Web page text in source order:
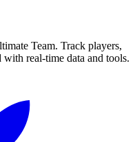
Team. Track players,
real-time data and tools.